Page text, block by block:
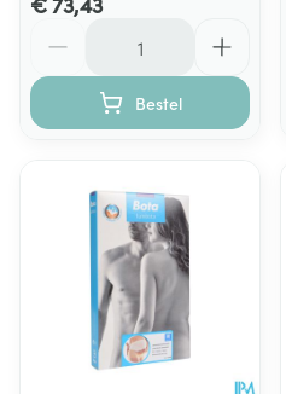
Bestel